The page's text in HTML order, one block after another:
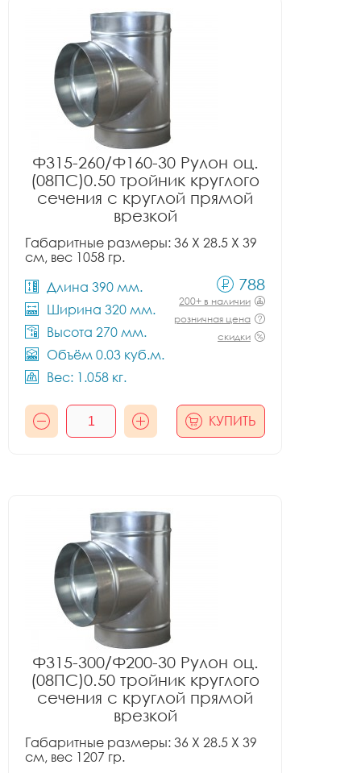
Ф315-260/Ф160-30 Рулон оц.
(08ПС)0.50 тройник круглого
сечения с круглой прямой
врезкой
Габаритные размеры: 36 X 28.5 X 39
см, вес 1058 гр.
Длина 390 мм.
Ширина 320 мм.
Высота 270 мм.
Объём 0.03 куб.м.
Вес: 1.058 кг.
788
200+ в наличии
розничная цена
скидки
КУПИТЬ
Ф315-300/Ф200-30 Рулон оц.
(08ПС)0.50 тройник круглого
сечения с круглой прямой
врезкой
Габаритные размеры: 36 X 28.5 X 39
см, вес 1207 гр.